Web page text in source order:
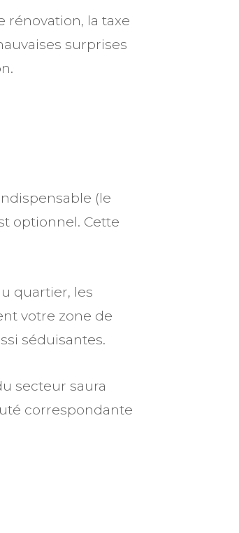
rénovation, la taxe
surprises
(le
optionnel. Cette
quartier, les
votre zone de
séduisantes.
secteur saura
correspondante